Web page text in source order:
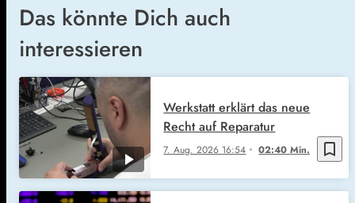
Das könnte Dich auch
interessieren
bookmark_border
7. Aug. 2026 16:54 02:40 Min.
Werkstatt erklärt das neue
Recht auf Reparatur